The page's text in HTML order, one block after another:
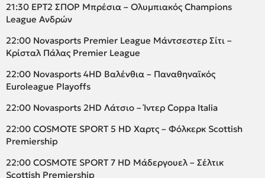
21:30 ΕΡΤ2 ΣΠΟΡ Μπρέσια – Ολυμπιακός Champions
League Ανδρών
22:00 Novasports Premier League Μάντσεστερ Σίτι –
Κρίσταλ Πάλας Premier League
22:00 Novasports 4HD Βαλένθια – Παναθηναϊκός
Euroleague Playoffs
22:00 Novasports 2HD Λάτσιο – Ίντερ Coppa Italia
22:00 COSMOTE SPORT 5 HD Χαρτς – Φόλκερκ Scottish
Premiership
22:00 COSMOTE SPORT 7 HD Μάδεργουελ – Σέλτικ
Scottish Premiership